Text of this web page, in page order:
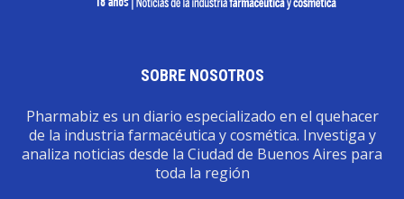
SOBRE NOSOTROS
Pharmabiz es un diario especializado en el quehacer
de la industria farmacéutica y cosmética. Investiga y
analiza noticias desde la Ciudad de Buenos Aires para
toda la región